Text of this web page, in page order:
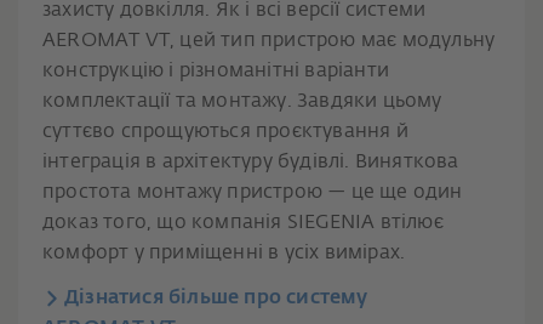
захисту довкілля. Як і всі версії системи
AEROMAT VT, цей тип пристрою має модульну
конструкцію і різноманітні варіанти
комплектації та монтажу. Завдяки цьому
суттєво спрощуються проєктування й
інтеграція в архітектуру будівлі. Виняткова
простота монтажу пристрою — це ще один
доказ того, що компанія SIEGENIA втілює
комфорт у приміщенні в усіх вимірах.
Дізнатися більше про систему